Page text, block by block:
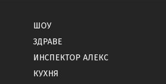
ШОУ
ЗДРАВЕ
ИНСПЕКТОР АЛЕКС
КУХНЯ